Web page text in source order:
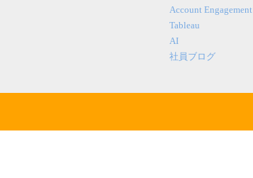
Account Engagement
Tableau
AI
社員ブログ